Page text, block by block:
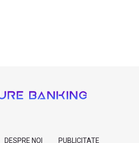
DESPRE NOI PUBLICITATE